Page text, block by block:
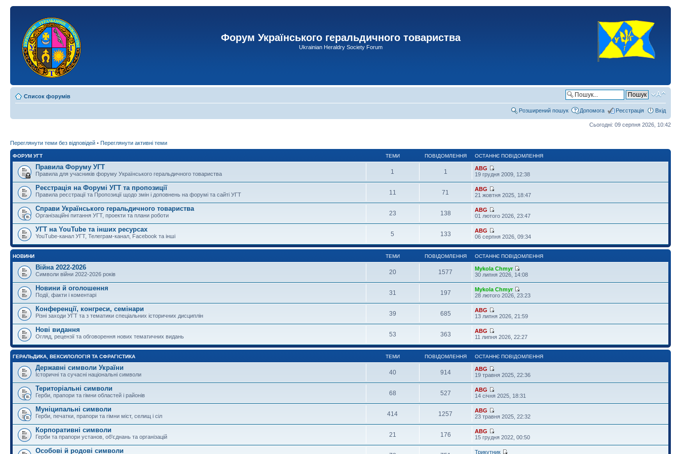
Форум Українського геральдичного товариства
Ukrainian Heraldry Society Forum
Список форумів
Розширений пошук Допомога Реєстрація Вхід
Сьогодні: 09 серпня 2026, 10:42
Переглянути теми без відповідей • Переглянути активні теми
ФОРУМ УГТ ТЕМИ ПОВІДОМЛЕННЯ ОСТАННЄ ПОВІДОМЛЕННЯ
Правила Форуму УГТ
Правила для учасників форуму Українського геральдичного товариства 1 1
ABG
19 грудня 2009, 12:38
Реєстрація на Форумі УГТ та пропозиції
Правила реєстрації та Пропозиції щодо змін і доповнень на форумі та сайті УГТ 11 71
ABG
21 жовтня 2025, 18:47
Справи Українського геральдичного товариства
Організаційні питання УГТ, проекти та плани роботи 23 138
ABG
01 лютого 2026, 23:47
УГТ на YouTube та інших ресурсах
YouTube-канал УГТ, Телеграм-канал, Facebook та інші 5 133
ABG
06 серпня 2026, 09:34
НОВИНИ ТЕМИ ПОВІДОМЛЕННЯ ОСТАННЄ ПОВІДОМЛЕННЯ
Війна 2022-2026
Символи війни 2022-2026 років 20 1577
Mykola Chmyr
30 липня 2026, 14:08
Новини й оголошення
Події, факти і коментарі 31 197
Mykola Chmyr
28 лютого 2026, 23:23
Конференції, конгреси, семінари
Різні заходи УГТ та з тематики спеціальних історичних дисциплін 39 685
ABG
13 липня 2026, 21:59
Нові видання
Огляд, рецензії та обговорення нових тематичних видань 53 363
ABG
11 липня 2026, 22:27
ГЕРАЛЬДИКА, ВЕКСИЛОЛОГІЯ ТА СФРАГІСТИКА ТЕМИ ПОВІДОМЛЕННЯ ОСТАННЄ ПОВІДОМЛЕННЯ
Державні символи України
Історичні та сучасні національні символи 40 914
ABG
19 травня 2025, 22:36
Територіальні символи
Герби, прапори та гімни областей і районів 68 527
ABG
14 січня 2025, 18:31
Муніципальні символи
Герби, печатки, прапори та гімни міст, селищ і сіл 414 1257
ABG
23 травня 2025, 22:32
Корпоративні символи
Герби та прапори установ, об'єднань та організацій 21 176
ABG
15 грудня 2022, 00:50
Особові й родові символи Трикутник